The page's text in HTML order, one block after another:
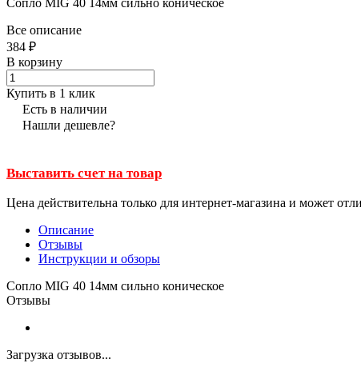
Все описание
384 ₽
В корзину
Купить в 1 клик
Есть в наличии
Нашли дешевле?
Выставить счет на товар
Цена действительна только для интернет-магазина и может
Описание
Отзывы
Инструкции и обзоры
Сопло MIG 40 14мм сильно коническое
Отзывы
Загрузка отзывов...